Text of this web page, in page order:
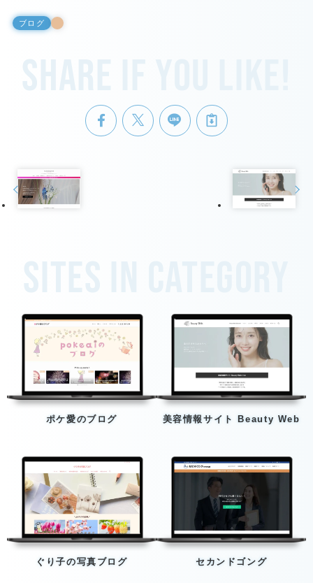
ブログ
Share if you like!
Sites in category
ポケ愛のブログ 美容情報サイト Beauty Web
ぐり子の写真ブログ セカンドゴング